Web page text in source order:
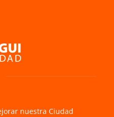
nuestra Ciudad